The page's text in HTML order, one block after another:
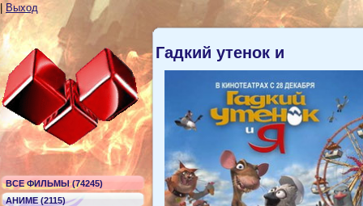
Выход
ВСЕ ФИЛЬМЫ (74245)
АНИМЕ (2115)
Гадкий утенок и